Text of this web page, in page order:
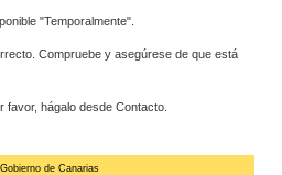
"Temporalmente".
Compruebe y asegúrese de que está
favor, hágalo desde Contacto.
de Canarias